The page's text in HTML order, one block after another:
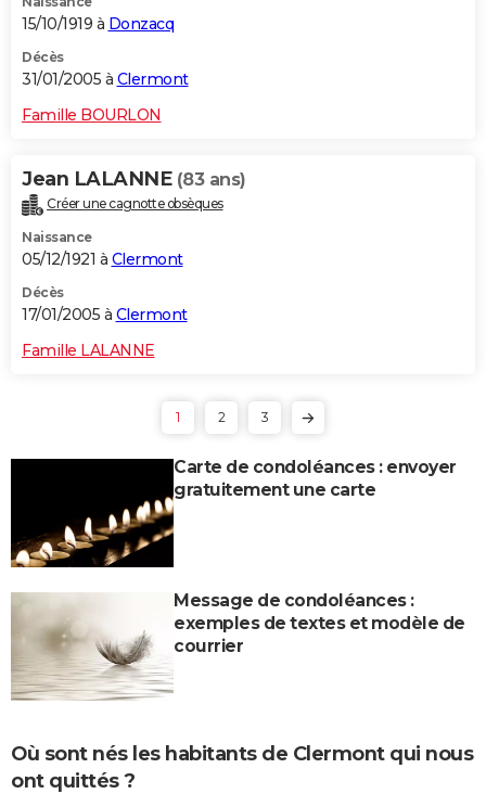
15/10/1919 à Donzacq
Décès
31/01/2005 à Clermont
Famille BOURLON
Jean LALANNE (83 ans)
Créer une cagnotte obsèques
Naissance
05/12/1921 à Clermont
Décès
17/01/2005 à Clermont
Famille LALANNE
1 2 3
Carte de condoléances : envoyer
gratuitement une carte
Message de condoléances :
exemples de textes et modèle de
courrier
Où sont nés les habitants de Clermont qui nous
ont quittés ?